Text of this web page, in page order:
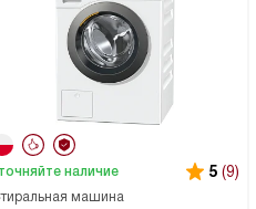
машина
наличие 5 (9)